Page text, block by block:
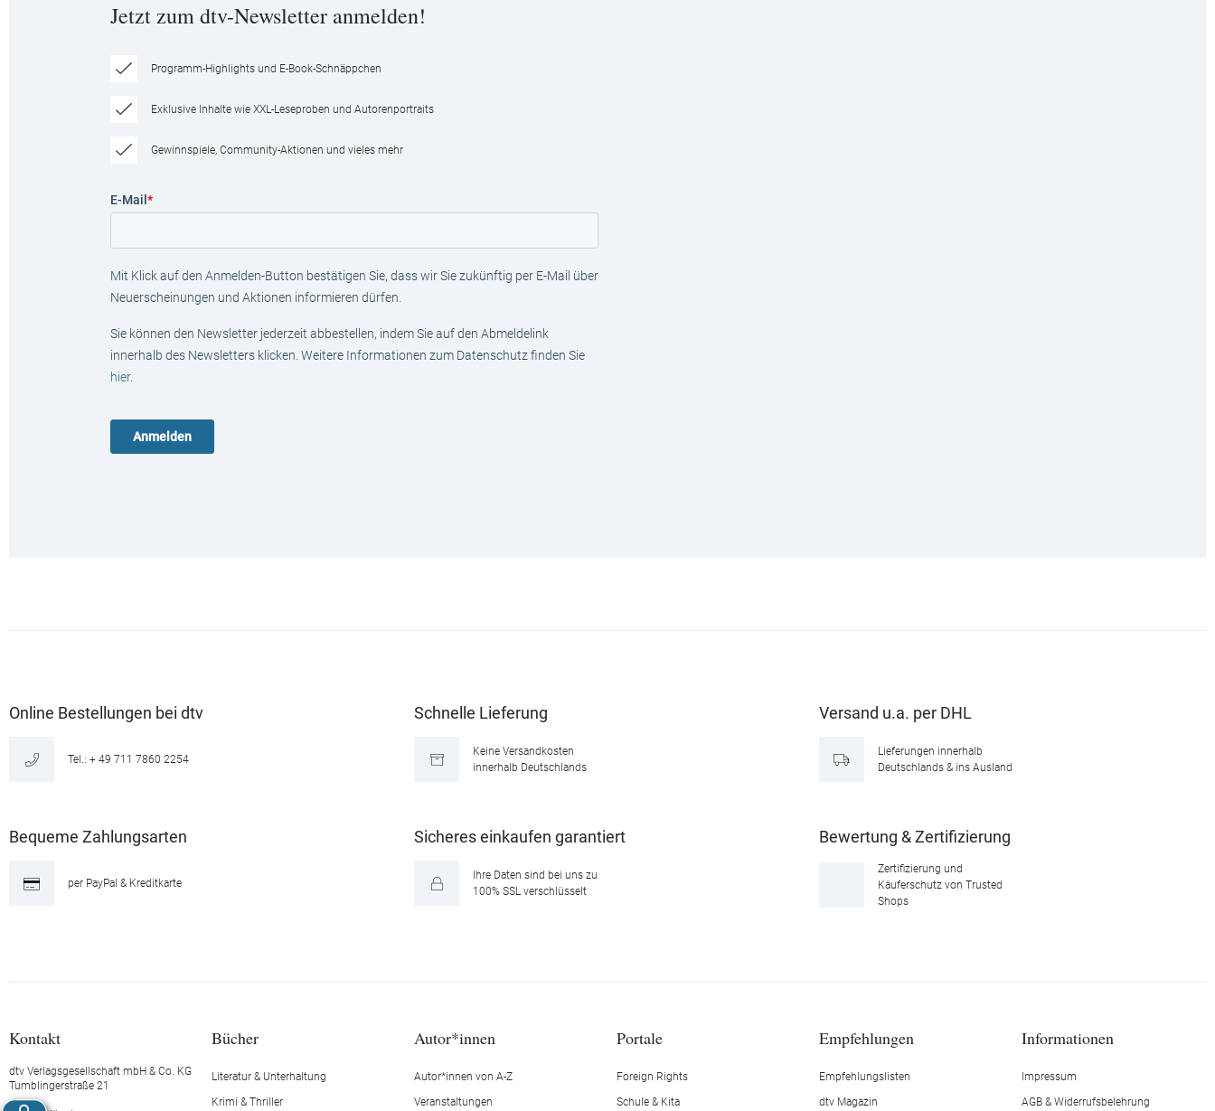
Jetzt zum dtv-Newsletter anmelden!
Programm-Highlights und E-Book-Schnäppchen
Exklusive Inhalte wie XXL-Leseproben und Autorenportraits
Gewinnspiele, Community-Aktionen und vieles mehr
E-Mail *
Mit Klick auf den Anmelden-Button bestätigen Sie, dass wir Sie zukünftig per E-Mail über
Neuerscheinungen und Aktionen informieren dürfen.
Sie können den Newsletter jederzeit abbestellen, indem Sie auf den Abmeldelink
innerhalb des Newsletters klicken. Weitere Informationen zum Datenschutz finden Sie
hier.
Online Bestellungen bei dtv
Tel.: + 49 711 7860 2254
Schnelle Lieferung
Keine Versandkosten
innerhalb Deutschlands
Versand u.a. per DHL
Lieferungen innerhalb
Deutschlands & ins Ausland
Bequeme Zahlungsarten
per PayPal & Kreditkarte
Sicheres einkaufen garantiert
Ihre Daten sind bei uns zu
100% SSL verschlüsselt
Bewertung & Zertifizierung
Zertifizierung und
Käuferschutz von Trusted
Shops
Kontakt
dtv Verlagsgesellschaft mbH & Co. KG
Tumblingerstraße 21
Bücher
Literatur & Unterhaltung
Krimi & Thriller
Autor*innen
Autor*innen von A-Z
Veranstaltungen
Portale
Foreign Rights
Schule & Kita
Empfehlungen
Empfehlungslisten
dtv Magazin
Informationen
Impressum
AGB & Widerrufsbelehrung